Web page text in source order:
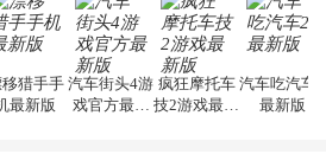
猎手手
最新版
汽车街头4游
戏官方最新
疯狂摩托车
技2游戏最新
汽车吃汽车2
最新版